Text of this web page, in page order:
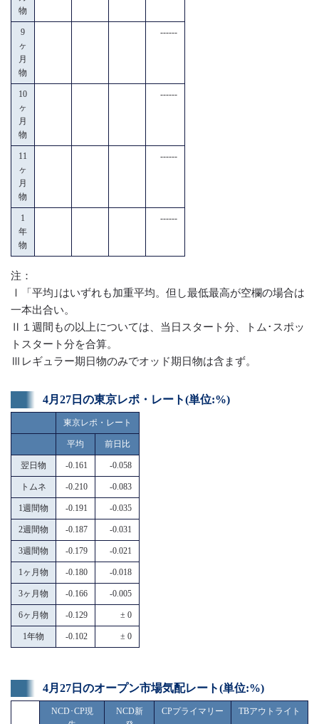
物
9
ヶ
月
物
------
10
ヶ
月
物
------
11
ヶ
月
物
------
1
年
物
------
注：
Ⅰ「平均｣はいずれも加重平均。但し最低最高が空欄の場合は
一本出合い。
Ⅱ１週間もの以上については、当日スタート分、トム･スポッ
トスタート分を合算。
Ⅲレギュラー期日物のみでオッド期日物は含まず。
4月27日の東京レポ・レート(単位:%)
東京レポ・レート
平均 前日比
翌日物 -0.161 -0.058
トムネ -0.210 -0.083
1週間物 -0.191 -0.035
2週間物 -0.187 -0.031
3週間物 -0.179 -0.021
1ヶ月物 -0.180 -0.018
3ヶ月物 -0.166 -0.005
6ヶ月物 -0.129 ± 0
1年物 -0.102 ± 0
4月27日のオープン市場気配レート(単位:%)
NCD･CP現
NCD新
CPプライマリー TBアウトライト